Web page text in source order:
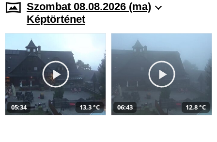
Szombat 08.08.2026 (ma)
Képtörténet
05:34 13,3 °C 06:43 12,8 °C